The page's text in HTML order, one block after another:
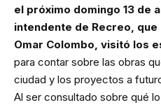
el próximo domingo 13 de
intendente de Recreo,
Omar Colombo, visitó los
para contar sobre las obras
ciudad y los proyectos a
Al ser consultado sobre qué